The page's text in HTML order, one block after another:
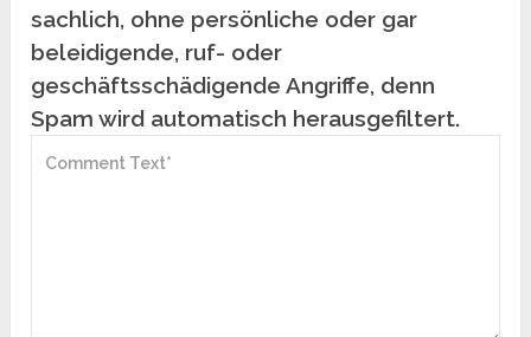
sachlich, ohne persönliche oder gar
beleidigende, ruf- oder
geschäftsschädigende Angriffe, denn
Spam wird automatisch herausgefiltert.